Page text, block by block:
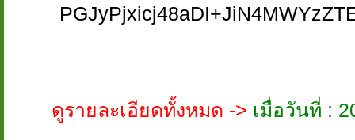
ดูรายละเอียดทั้งหมด -> เมื่อวันที่ :